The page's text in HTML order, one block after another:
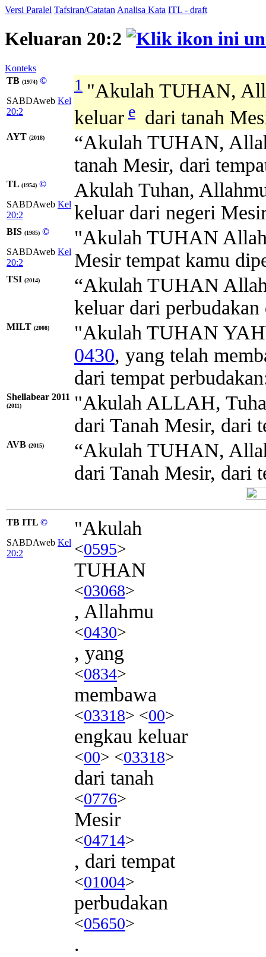
Versi Paralel Tafsiran/Catatan Analisa Kata ITL - draft
Keluaran 20:2
Konteks
TB (1974) ©
SABDAweb Kel
20:2
1 "Akulah TUHAN,
keluar e dari tanah
AYT (2018)
“Akulah TUHAN,
tanah Mesir, dari
TL (1954) ©
SABDAweb Kel
20:2
Akulah Tuhan,
keluar dari negeri
BIS (1985) ©
SABDAweb Kel
20:2
"Akulah TUHAN
Mesir tempat kamu
TSI (2014)
“Akulah TUHAN
keluar dari
MILT (2008) "Akulah TUHAN
0430, yang telah
dari tempat
Shellabear 2011
(2011)
"Akulah ALLAH,
dari Tanah Mesir, dari
AVB (2015)
“Akulah TUHAN,
dari Tanah Mesir, dari
TB ITL ©
SABDAweb Kel
20:2
"Akulah
<0595>
TUHAN
<03068>
, Allahmu
<0430>
, yang
<0834>
membawa
<03318> <00>
engkau keluar
<00> <03318>
dari tanah
<0776>
Mesir
<04714>
, dari tempat
<01004>
perbudakan
<05650>
.